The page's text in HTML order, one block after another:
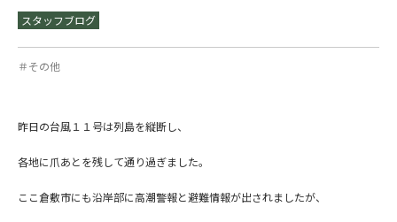
スタッフブログ
＃その他
昨日の台風１１号は列島を縦断し、
各地に爪あとを残して通り過ぎました。
ここ倉敷市にも沿岸部に高潮警報と避難情報が出されましたが、